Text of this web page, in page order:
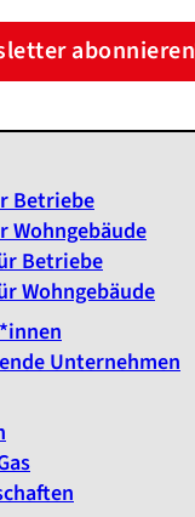
abonnieren
Betriebe
Betriebe
Wohngebäude
Unternehmen